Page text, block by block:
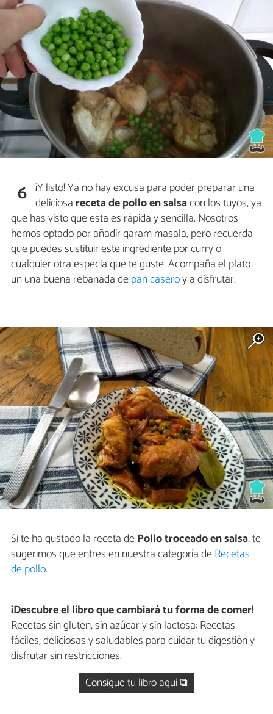
6 ¡Y listo! Ya no hay excusa para poder preparar una
deliciosa receta de pollo en salsacon los tuyos, ya
que has visto que esta es rápida y sencilla. Nosotros
hemos optado por añadir garam masala, pero recuerda
que puedes sustituir este ingrediente por curry o
cualquier otra especia que te guste. Acompaña el plato
un una buena rebanada depan caseroy a disfrutar.
Si te ha gustado la receta dePollo troceado en salsa, te
sugerimos que entres en nuestra categoría deRecetas
de pollo.
¡Descubre el libro que cambiará tu forma de comer!
Recetas sin gluten, sin azúcar y sin lactosa: Recetas
fáciles, deliciosas y saludables para cuidar tu digestión y
disfrutar sin restricciones.
Consigue tu libro aquí ⧉